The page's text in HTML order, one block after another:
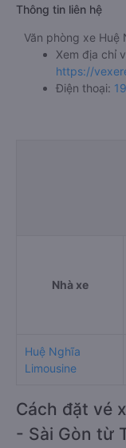
Thông tin liên hệ
Văn phòng xe Huệ
Xem địa chỉ
https://
Điện thoại:
Nhà xe
Huệ Nghĩa
Limousine
Cách đặt vé
- Sài Gòn từ